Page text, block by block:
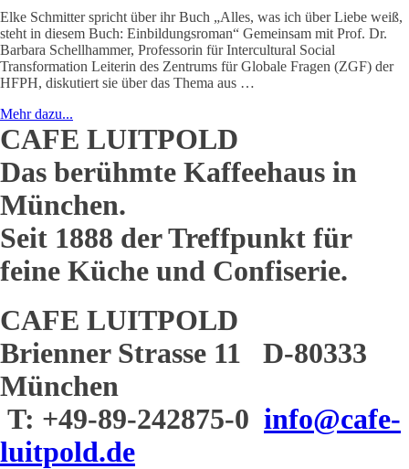
Elke Schmitter spricht über ihr Buch „Alles, was ich über Liebe weiß,
steht in diesem Buch: Einbildungsroman“ Gemeinsam mit Prof. Dr.
Barbara Schellhammer, Professorin für Intercultural Social
Transformation Leiterin des Zentrums für Globale Fragen (ZGF) der
HFPH, diskutiert sie über das Thema aus …
Mehr dazu...
CAFE LUITPOLD
Das berühmte Kaffeehaus in
München.
Seit 1888 der Treffpunkt für
feine Küche und Confiserie.
CAFE LUITPOLD
Brienner Strasse 11 D-80333
München
T: +49-89-242875-0 info@cafe-
luitpold.de